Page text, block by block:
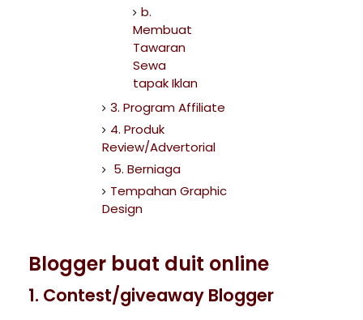
b.
Membuat
Tawaran
Sewa
tapak Iklan
3. Program Affiliate
4. Produk
Review/Advertorial
5. Berniaga
Tempahan Graphic
Design
Blogger buat duit online
1. Contest/giveaway Blogger